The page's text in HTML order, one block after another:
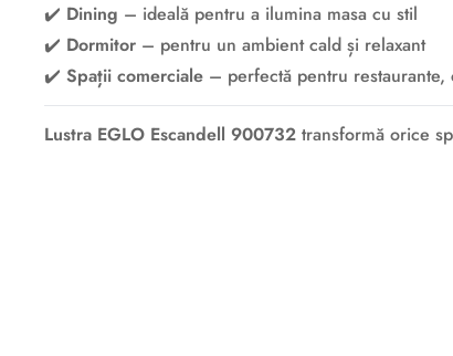
✔️ Dining – ideală pentru a ilumina masa cu stil
✔️ Dormitor – pentru un ambient cald și relaxant
✔️ Spații comerciale – perfectă pentru
Lustra EGLO Escandell 900732 transformă orice